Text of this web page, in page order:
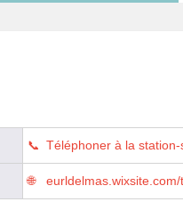
Téléphoner à la station-
eurldelmas.wixsite.com/